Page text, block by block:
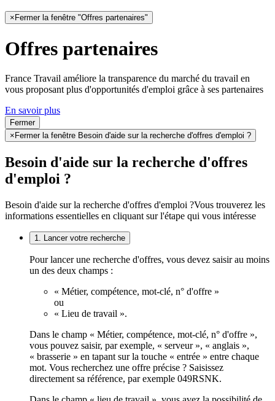
× Fermer la fenêtre "Offres partenaires"
Offres partenaires
France Travail améliore la transparence du marché du travail en
vous proposant plus d'opportunités d'emploi grâce à ses partenaires
En savoir plus
Fermer
× Fermer la fenêtre Besoin d'aide sur la recherche d'offres d'emploi ?
Besoin d'aide sur la recherche d'offres
d'emploi ?
Besoin d'aide sur la recherche d'offres d'emploi ?Vous trouverez les
informations essentielles en cliquant sur l'étape qui vous intéresse
1. Lancer votre recherche
Pour lancer une recherche d'offres, vous devez saisir au moins
un des deux champs :
« Métier, compétence, mot-clé, n° d'offre »
ou
« Lieu de travail ».
Dans le champ « Métier, compétence, mot-clé, n° d'offre »,
vous pouvez saisir, par exemple, « serveur », « anglais »,
« brasserie » en tapant sur la touche « entrée » entre chaque
mot. Vous recherchez une offre précise ? Saisissez
directement sa référence, par exemple 049RSNK.